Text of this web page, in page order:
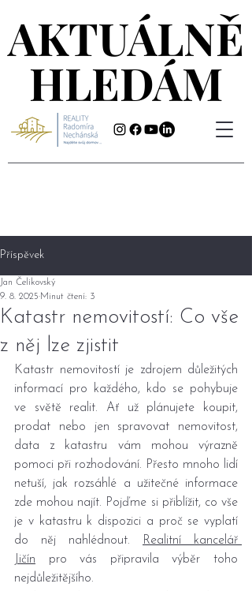
AKTUÁLNĚ
HLEDÁM
AKTUÁLNĚ
HLEDÁM
Příspěvek
Katastr nemovitostí: Co vše
z něj lze zjistit
Jan Čelikovský
9. 8. 2025 Minut čtení: 3
Katastr nemovitostí je zdrojem důležitých
informací pro každého, kdo se pohybuje
ve světě realit. Ať už plánujete koupit,
prodat nebo jen spravovat nemovitost,
data z katastru vám mohou výrazně
pomoci při rozhodování. Přesto mnoho lidí
netuší, jak rozsáhlé a užitečné informace
zde mohou najít. Pojďme si přiblížit, co vše
je v katastru k dispozici a proč se vyplatí
do něj nahlédnout.
Realitní kancelář
Jičín pro vás připravila výběr toho
nejdůležitějšího.